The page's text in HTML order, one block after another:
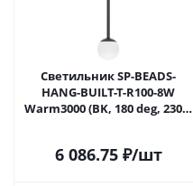
Светильник SP-BEADS-
HANG-BUILT-T-R100-8W
Warm3000 (BK, 180 deg, 230V)
6 086.75₽/шт